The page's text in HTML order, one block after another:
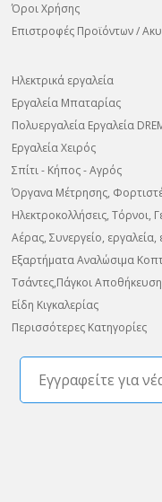
Όροι Χρήσης
Επιστροφές Προϊόντων /
Ηλεκτρικά εργαλεία
Εργαλεία Μπαταρίας
Πολυεργαλεία Εργαλεία
Εργαλεία Χειρός
Σπίτι - Κήπος - Αγρός
Όργανα Μέτρησης,
Ηλεκτροκολλήσεις, Τόρνοι,
Αέρας, Συνεργείο,
Εξαρτήματα Αναλώσιμα
Τσάντες,Πάγκοι
Είδη Κιγκαλερίας
Περισσότερες Κατηγορίες